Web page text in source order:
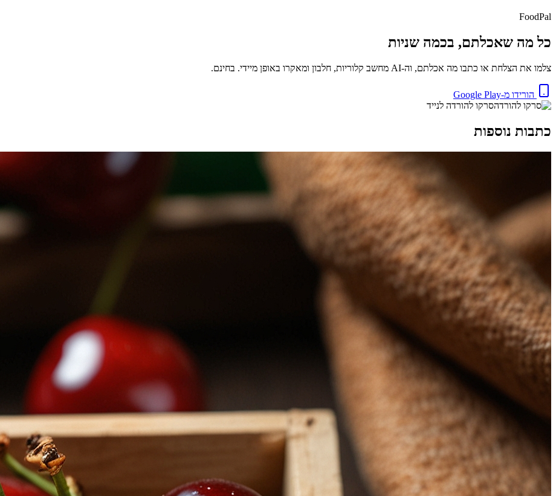
FoodPal
כל מה שאכלתם, בכמה שניות
צלמו את הצלחת או כתבו מה אכלתם, וה-AI מחשב קלוריות, חלבון ומאקרו באופן מיידי. בחינם.
הורידו מ-Google Play
סרקו להורדה לנייד
כתבות נוספות